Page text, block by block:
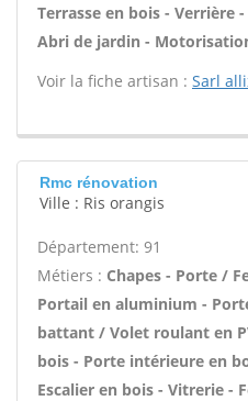
Terrasse en bois - Verrière
Abri de jardin -
Voir la fiche artisan : Sarl
Rmc rénovation
Ville : Ris orangis
Département: 91
Métiers : Chapes - Porte /
Portail en aluminium -
battant / Volet roulant en
bois - Porte intérieure en
Escalier en bois - Vitrerie -